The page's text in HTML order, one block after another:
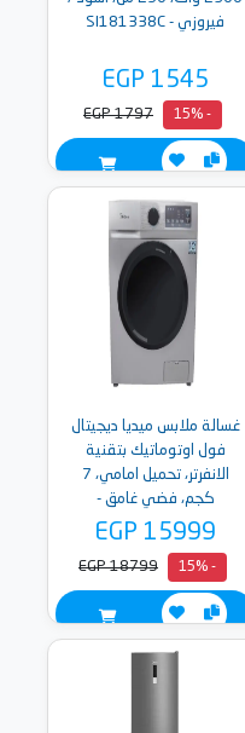
فيروزي - SI181338C
EGP 1545
- 15%
EGP 1797
غسالة ملابس ميديا ديجيتال
فول اوتوماتيك بتقنية
الانفرتر، تحميل امامي، 7
كجم، فضي غامق -
MFN09W70B/S
EGP 15999
- 15%
EGP 18799